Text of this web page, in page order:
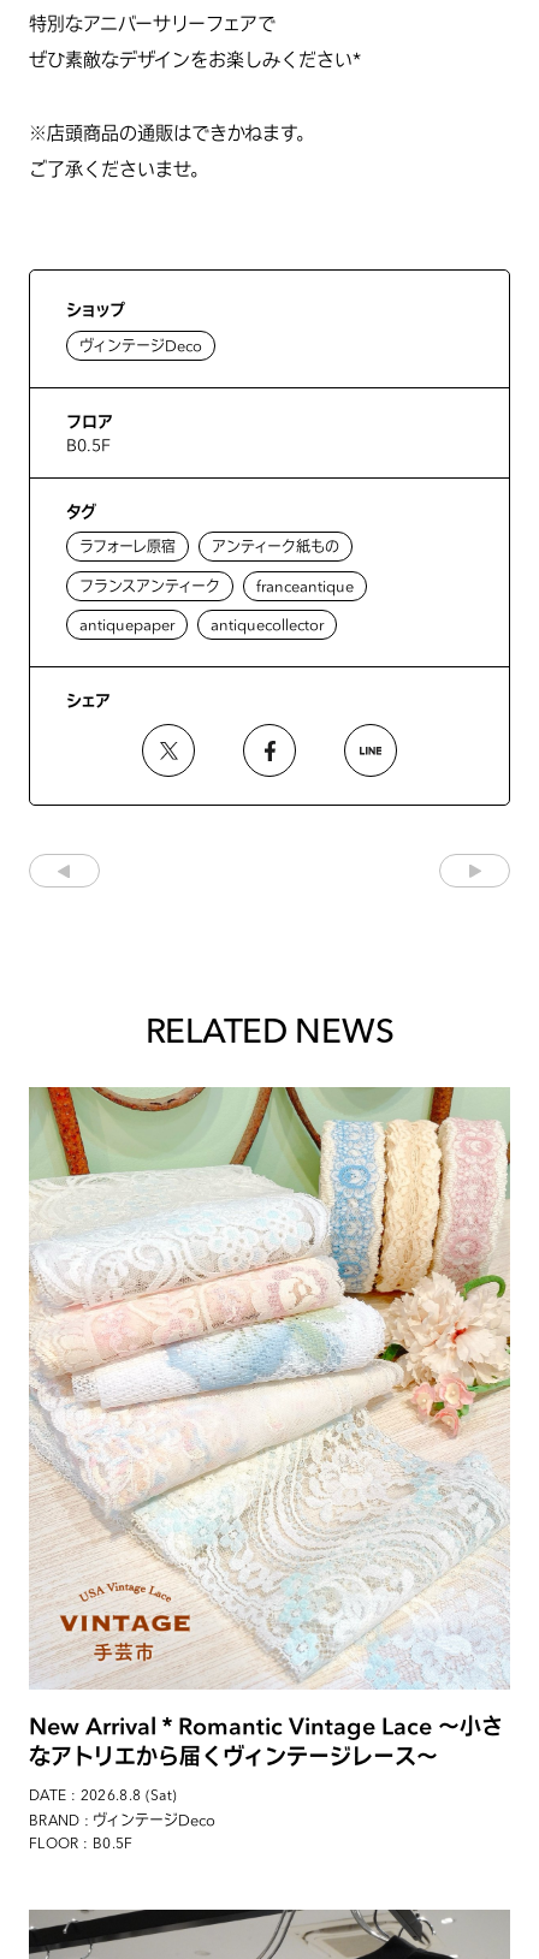
特別なアニバーサリーフェアで
ぜひ素敵なデザインをお楽しみください*
※店頭商品の通販はできかねます。
ご了承くださいませ。
ショップ
ヴィンテージDeco
フロア
B0.5F
タグ
ラフォーレ原宿
アンティーク紙もの
フランスアンティーク
franceantique
antiquepaper
antiquecollector
シェア
RELATED NEWS
New Arrival＊Romantic Vintage Lace 〜小さ
なアトリエから届くヴィンテージレース〜
DATE : 2026.8.8 (Sat)
BRAND : ヴィンテージDeco
FLOOR : B0.5F